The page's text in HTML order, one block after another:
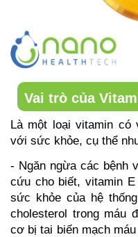
Vai trò của
Là một loại vitamin có
với sức khỏe, cụ thể
- Ngăn ngừa các bệnh
cứu cho biết, vitamin
sức khỏe của hệ
cholesterol trong máu
cơ bị tai biến mạch